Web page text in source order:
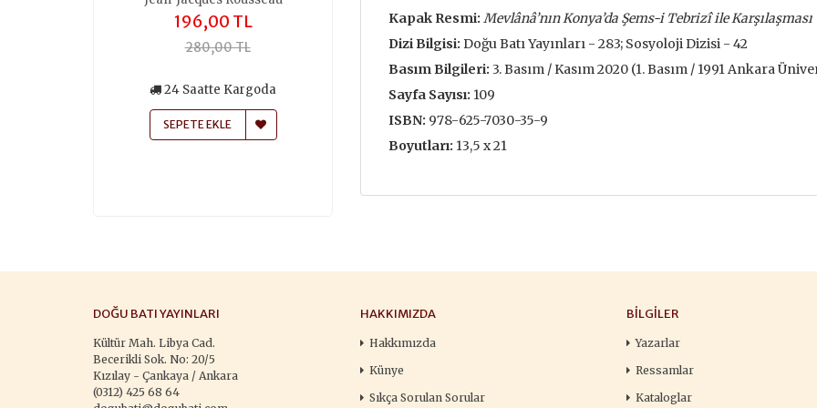
196,00 TL
280,00 TL
24 Saatte Kargoda
SEPETE EKLE
259,00 TL
370,00 TL
24 Saatte Kargoda
SEPETE EKLE
196,00 TL
280,00 TL
François
Kapak Resmi: Mevlânâ’nın Konya’da Şems-i Tebrizî ile Karşılaşması
Dizi Bilgisi: Doğu Batı Yayınları - 283; Sosyoloji Dizisi - 42
Basım Bilgileri: 3. Basım / Kasım 2020 (1. Basım / 1991 Ankara
Sayfa Sayısı: 109
ISBN: 978-625-7030-35-9
Boyutları: 13,5 x 21
DOĞU BATI YAYINLARI
Kültür Mah. Libya Cad.
Becerikli Sok. No: 20/5
Kızılay - Çankaya / Ankara
(0312) 425 68 64
HAKKIMIZDA
Hakkımızda
Künye
Sıkça Sorulan Sorular
BILGILER
Yazarlar
Ressamlar
Kataloglar